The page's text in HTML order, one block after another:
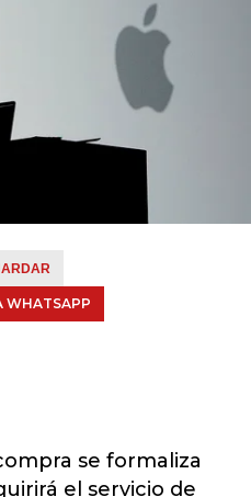
WHATSAPP
se formaliza
el servicio de